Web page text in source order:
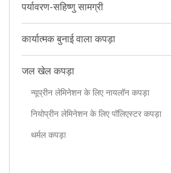
पर्यावरण-सहिष्णु सामग्री
कार्यात्मक बुनाई वाला कपड़ा
जल खेल कपड़ा
न्यूप्रीन लेमिनेशन के लिए नायलॉन कपड़ा
नियोप्रीन लेमिनेशन के लिए पॉलिएस्टर कपड़ा
थर्मल कपड़ा